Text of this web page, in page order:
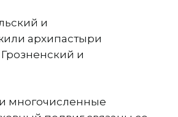
и
архипастыри
и
многочисленные